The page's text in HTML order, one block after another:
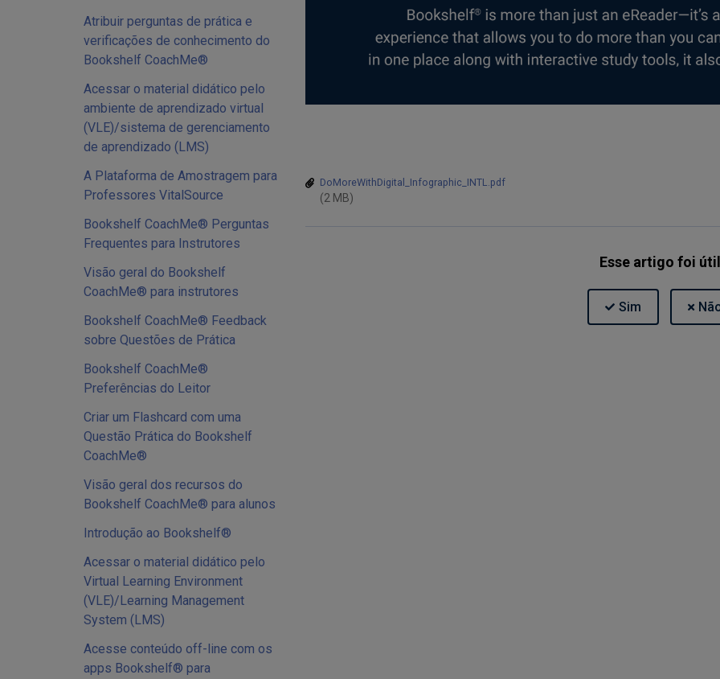
Atribuir perguntas de prática e
verificações de conhecimento do
Bookshelf CoachMe®
Acessar o material didático pelo
ambiente de aprendizado virtual
(VLE)/sistema de gerenciamento
de aprendizado (LMS)
A Plataforma de Amostragem para
Professores VitalSource
Bookshelf CoachMe® Perguntas
Frequentes para Instrutores
Visão geral do Bookshelf
CoachMe® para instrutores
Bookshelf CoachMe® Feedback
sobre Questões de Prática
Bookshelf CoachMe®
Preferências do Leitor
Criar um Flashcard com uma
Questão Prática do Bookshelf
CoachMe®
Visão geral dos recursos do
Bookshelf CoachMe® para alunos
Introdução ao Bookshelf®
Acessar o material didático pelo
Virtual Learning Environment
(VLE)/Learning Management
System (LMS)
Acesse conteúdo off-line com os
apps Bookshelf® para
DoMoreWithDigital_Infographic_INTL.pdf
(2 MB)
Esse artigo foi